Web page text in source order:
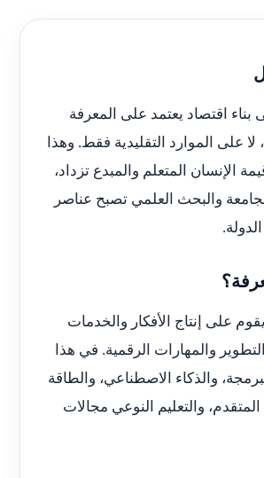
بناء اقتصاد يعتمد على المعرفة
لا على الموارد التقليدية فقط. وهذا
الإنسان المتعلم والمبدع تزداد،
والبحث العلمي تصبح عناصر
على إنتاج الأفكار والخدمات
والمهارات الرقمية. في هذا
والذكاء الاصطناعي، والطاقة
والتعليم النوعي مجالات